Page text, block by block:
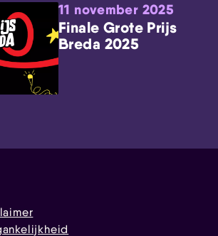
11 november 2025
Finale Grote Prijs
Breda 2025